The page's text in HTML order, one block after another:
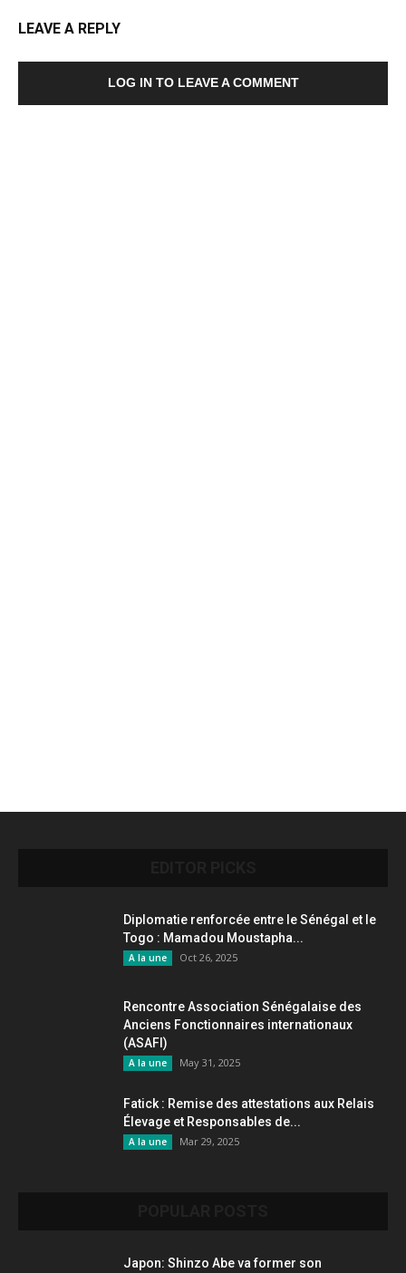
LEAVE A REPLY
LOG IN TO LEAVE A COMMENT
Diplomatie renforcée entre le Sénégal et le
Togo : Mamadou Moustapha...
A la une Oct 26, 2025
Rencontre Association Sénégalaise des
Anciens Fonctionnaires internationaux
(ASAFI)
A la une May 31, 2025
Fatick : Remise des attestations aux Relais
Élevage et Responsables de...
A la une Mar 29, 2025
Japon: Shinzo Abe va former son